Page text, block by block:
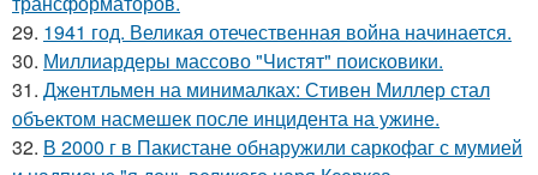
29. 1941 год. Великая отечественная война начинается.
30. Миллиардеры массово "Чистят" поисковики.
31. Джентльмен на минималках: Стивен Миллер стал
объектом насмешек после инцидента на ужине.
32. В 2000 г в Пакистане обнаружили саркофаг с мумией